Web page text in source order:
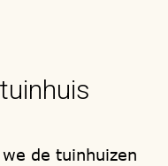
bij u
(laten)
staan
de tuinhuizen